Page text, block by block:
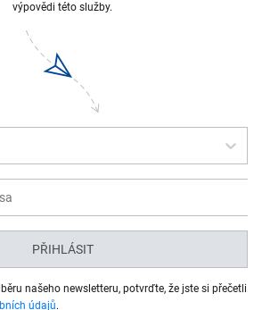
výpovědi této služby.
PŘIHLÁSIT
našeho newsletteru, potvrďte, že jste si přečetli
údajů.